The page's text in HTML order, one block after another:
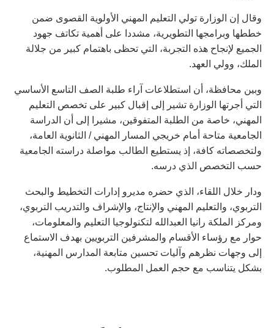
وقال إن الوزارة تولي التعليم المهني الأولوية القصوى ضمن
خططها وبرامجها التطويرية، مشددا على أهمية تكاتف جهود
الجميع لإنجاح هذه التجربة، التي تحظى باهتمام كبير من جلالة
الملك، وولي العهد.
وبين محافظة، أن استطلاعات آراء طلبة الصف التاسع الأساسي
التي أجرتها الوزارة تشير إلى إقبال كبير على تخصص التعليم
المهني، خاصة من الطلبة المتفوقين، مشيرا إلى أن الدراسة
الجامعية متاحة أمام خريجي المسار المهني / الثانوية العامة،
ولتخصصاته كافة، إذ يستطيع الطالب مواصلة دراسته الجامعية
حسب التخصص الذي درسه.
ودار خلال اللقاء، الذي حضره مديرو إدارات التخطيط والبحث
التربوي، والتعليم المهني والإنتاج، والإشراف والتدريب التربوي،
ومركز الملكة رانيا العبدالله لتكنولوجيا التعليم والمعلومات،
حوار مع رؤساء الأقسام والمشرفين التربويين بهدف الاستماع
إلى وجهات نظرهم وآليات تحسين متابعة المدارس المهنية،
بشكل يتناسب مع حجم العمل المطلوب.